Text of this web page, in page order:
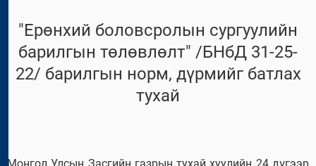
"Ерөнхий боловсролын сургуулийн
барилгын төлөвлөлт" /БНбД 31-25-
22/ барилгын норм, дүрмийг батлах
тухай